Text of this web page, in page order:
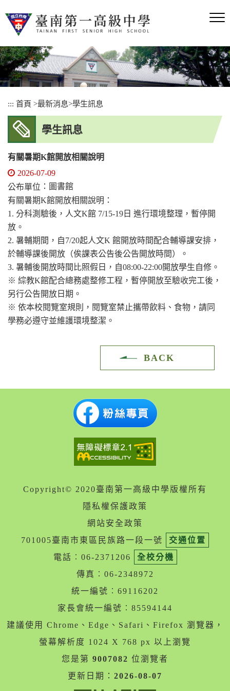
到
內
容
區
塊
::: 首頁 >最新消息>學生訊息
學生訊息
有關暑期K館開放相關說明
2026-07-09
公布單位 ：圖書館
有關暑期K館開放相關說明：
1. 分科測驗後，人文K館 7/15-19日 進行環境整理，暫停開
放。
2. 暑輔期間，自7/20起人文K 館開放時間配合輔導課安排，
於輔導課後開放（俟課表公告後公告開放時間）。
3. 暑輔後開放時間比照假日，自08:00-22:00開放學生自修。
※ 綜教K館配合總務處整修工程，暫停開放至驗收完工後，
另行公告開放日期。
※ 依本校閱覽室規則，閱覽室禁止攜帶飲料、食物，請同
學務必遵守並維護環境整潔。
BACK
Copyright© 2020臺南第一高級中學版權所有
隱私權保護政策
網站安全政策
701005臺南市東區民族路一段一號
交通位置
電話︰06-2371206
全校分機
傳真︰06-2348972
統一編號︰69116202
家長會統一編號︰85594144
建議使用 Chrome、Edge、Safari、Firefox 瀏覽器，
螢幕解析度 1024 X 768 px 以上瀏覽
您是第 9007082 位瀏覽者
更新日期： 2026-08-07